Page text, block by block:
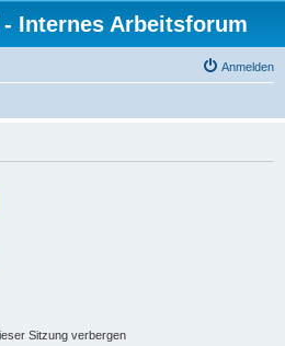
Internes Arbeitsforum
Anmelden
Sitzung verbergen